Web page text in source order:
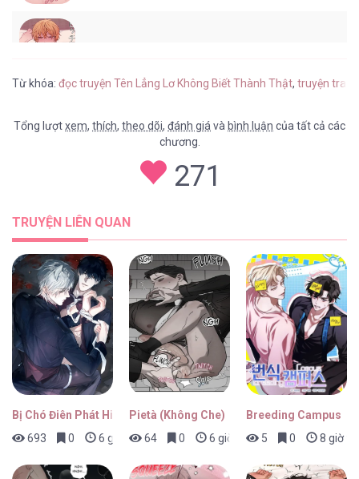
Từ khóa: đọc truyện Tên Lẳng Lơ Không Biết Thành Thật, truyện
Tổng lượtxem, thích, theo dõi, đánh giá và bình luận của tất cả các
chương.
271
TRUYỆN LIÊN QUAN
Bị Chó Điên Phát Hiện Là Đồng Loại
693
0 6 giờ trước
Pietà (Không Che)
64
0 6 giờ trước
Breeding Campus
5
0 8 giờ